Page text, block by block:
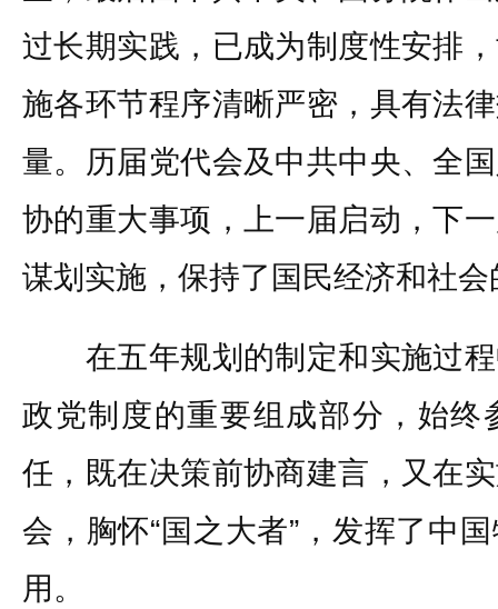
过长期实践，已成为制度性安排
施各环节程序清晰严密，具有法
量。历届党代会及中共中央、全
协的重大事项，上一届启动，下
谋划实施，保持了国民经济和社
在五年规划的制定和实施过程
政党制度的重要组成部分，始终
任，既在决策前协商建言，又在
会，胸怀“国之大者”，发挥了中
用。